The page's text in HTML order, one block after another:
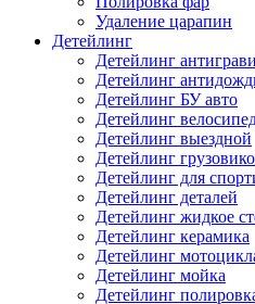
Удаление царапин
Детейлинг
Детейлинг
Детейлинг
Детейлинг БУ авто
Детейлинг
Детейлинг выездной
Детейлинг
Детейлинг для
Детейлинг деталей
Детейлинг жидкое
Детейлинг керамика
Детейлинг
Детейлинг мойка
Детейлинг